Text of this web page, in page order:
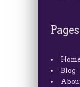
Pages
Blog